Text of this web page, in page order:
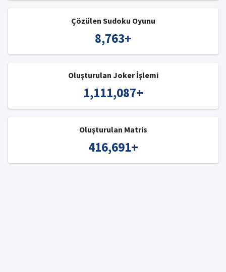
Çözülen Sudoku Oyunu
8,763+
Oluşturulan Joker İşlemi
1,111,087+
Oluşturulan Matris
416,691+